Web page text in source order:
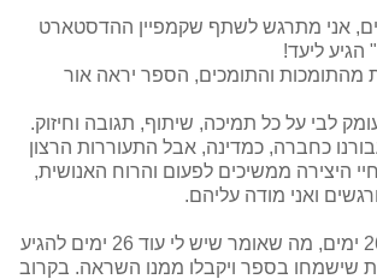
אני מתרגש לשתף שקמפיין ההדסטארט
ליעד!
מהתומכות והתומכים, הספר יראה אור
לבי על כל תמיכה, שיתוף, תגובה וחיזוק.
כחברה, כמדינה, אבל התעוררות הרצון
היצירה ממשיכים לפעום והרוח האנושית,
ואני מודה עליהם.
לקמפיין נותרו עוד 26 ימים, מה שאומר שיש לי עוד 26 ימים להגיע
שישמחו בספר ויקבלו ממנו השראה. בקרוב